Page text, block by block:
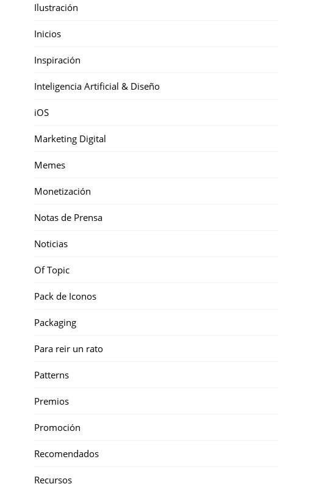
Ilustración
Inicios
Inspiración
Inteligencia Artificial & Diseño
iOS
Marketing Digital
Memes
Monetización
Notas de Prensa
Noticias
Of Topic
Pack de Iconos
Packaging
Para reir un rato
Patterns
Premios
Promoción
Recomendados
Recursos